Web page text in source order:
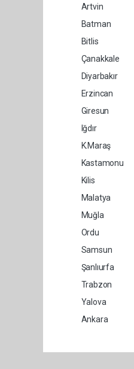
Artvin
Batman
Bitlis
Çanakkale
Diyarbakır
Erzincan
Giresun
Iğdır
K.Maraş
Kastamonu
Kilis
Malatya
Muğla
Ordu
Samsun
Şanlıurfa
Trabzon
Yalova
Ankara